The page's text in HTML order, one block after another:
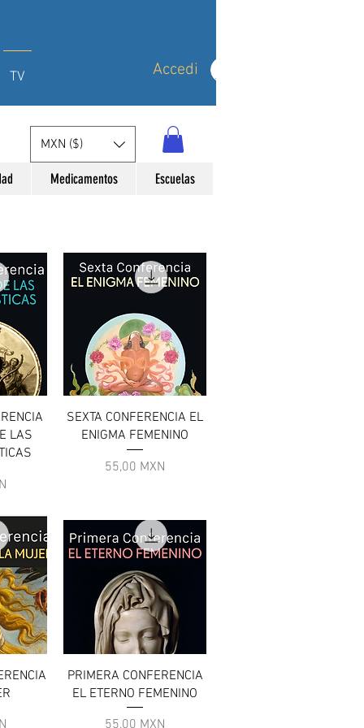
TV Accedi
MXN ($)
Medicamentos Escuelas
LAS
Vista rapida
SEXTA CONFERENCIA EL
ENIGMA FEMENINO
Prezzo
55,00 MXN
Vista rapida
PRIMERA CONFERENCIA
EL ETERNO FEMENINO
Prezzo